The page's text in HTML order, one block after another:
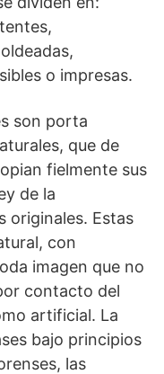
o impresas.
son porta
que de
fielmente sus
de la
originales. Estas
con
imagen que no
contacto del
artificial. La
bajo principios
las